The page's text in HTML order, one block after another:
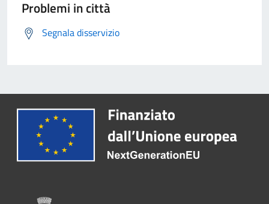
Problemi in città
Segnala disservizio